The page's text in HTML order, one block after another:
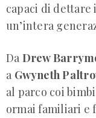
capaci di dettare
un’intera
Da Drew
a Gwyneth
al parco coi
ormai familiari e